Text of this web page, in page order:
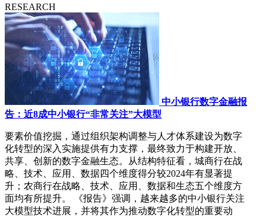
RESEARCH
中小银行数字金融报
告：近8成中小银行“非常关注”大模型
要素价值挖掘，通过组织架构调整与人才体系建设为数字
化转型的深入实施提供有力支撑，最终致力于构建开放、
共享、创新的数字金融生态。从结构特征看，城商行在战
略、技术、应用、数据四个维度得分较2024年有显著提
升；农商行在战略、技术、应用、数据和生态五个维度方
面均有所提升。 《报告》强调，越来越多的中小银行关注
大模型技术进展，并将其作为推动数字化转型的重要动